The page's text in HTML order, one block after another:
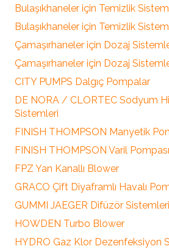
Bulaşıkhaneler için Temizlik
Bulaşıkhaneler için Temizlik
Çamaşırhaneler için Dozaj
Çamaşırhaneler için Dozaj
CITY PUMPS Dalgıç Pompalar
DE NORA / CLORTEC Sodyum
Sistemleri
FINISH THOMPSON Manyetik
FINISH THOMPSON Varil Pompası
FPZ Yan Kanallı Blower
GRACO Çift Diyaframlı Havalı
GUMMI JAEGER Difüzör Sistemleri
HOWDEN Turbo Blower
HYDRO Gaz Klor Dezenfeksiyon